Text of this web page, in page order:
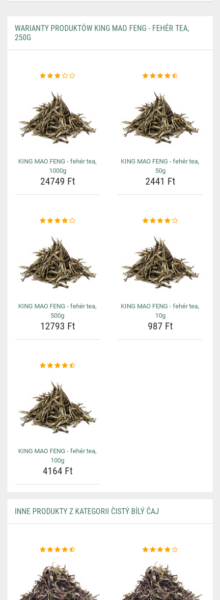
WARIANTY PRODUKTÓW KING MAO FENG - FEHÉR TEA,
250G
KING MAO FENG - fehér tea,
1000g
24749 Ft
KING MAO FENG - fehér tea,
50g
2441 Ft
KING MAO FENG - fehér tea,
500g
12793 Ft
KING MAO FENG - fehér tea,
10g
987 Ft
KING MAO FENG - fehér tea,
100g
4164 Ft
INNE PRODUKTY Z KATEGORII ČISTÝ BÍLÝ ČAJ